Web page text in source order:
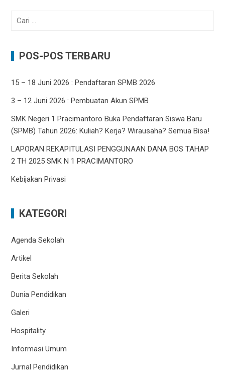
Cari
POS-POS TERBARU
15 – 18 Juni 2026 : Pendaftaran SPMB 2026
3 – 12 Juni 2026 : Pembuatan Akun SPMB
SMK Negeri 1 Pracimantoro Buka Pendaftaran Siswa Baru
(SPMB) Tahun 2026: Kuliah? Kerja? Wirausaha? Semua Bisa!
LAPORAN REKAPITULASI PENGGUNAAN DANA BOS TAHAP
2 TH 2025 SMK N 1 PRACIMANTORO
Kebijakan Privasi
KATEGORI
Agenda Sekolah
Artikel
Berita Sekolah
Dunia Pendidikan
Galeri
Hospitality
Informasi Umum
Jurnal Pendidikan